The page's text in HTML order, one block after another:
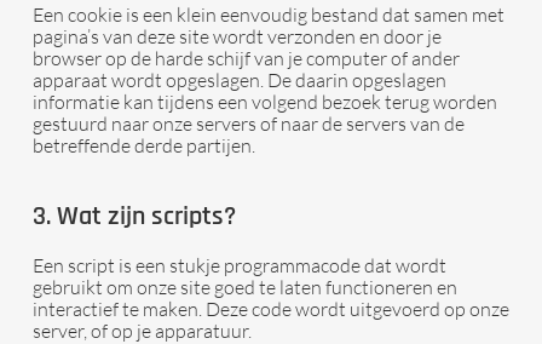
Een cookie is een klein eenvoudig bestand dat samen met
pagina’s van deze site wordt verzonden en door je
browser op de harde schijf van je computer of ander
apparaat wordt opgeslagen. De daarin opgeslagen
informatie kan tijdens een volgend bezoek terug worden
gestuurd naar onze servers of naar de servers van de
betreffende derde partijen.
3. Wat zijn scripts?
Een script is een stukje programmacode dat wordt
gebruikt om onze site goed te laten functioneren en
interactief te maken. Deze code wordt uitgevoerd op onze
server, of op je apparatuur.